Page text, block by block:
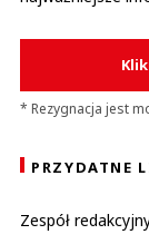
* Rezygnacja jest
PRZYDATNE
Zespół